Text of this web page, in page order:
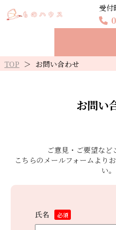
受付
TOP ＞ お問い合わせ
お問い
ご意見・ご要望など
こちらのメールフォームより
い。
氏名 必須